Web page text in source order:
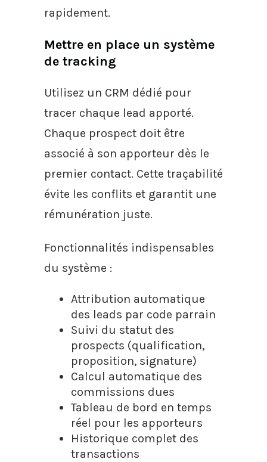
rapidement.
Mettre en place un système
de tracking
Utilisez un CRM dédié pour
tracer chaque lead apporté.
Chaque prospect doit être
associé à son apporteur dès le
premier contact. Cette traçabilité
évite les conflits et garantit une
rémunération juste.
Fonctionnalités indispensables
du système :
Attribution automatique
des leads par code parrain
Suivi du statut des
prospects (qualification,
proposition, signature)
Calcul automatique des
commissions dues
Tableau de bord en temps
réel pour les apporteurs
Historique complet des
transactions